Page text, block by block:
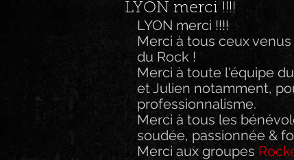
LYON merci !!!!
LYON merci !!!!
Merci à tous ceux
du Rock !
Merci à toute l'équipe du
et Julien notamment,
professionnalisme.
Merci à tous les
soudée, passionnée &
Merci aux groupes